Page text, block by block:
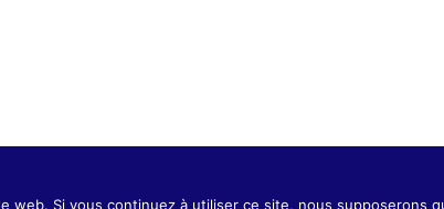
| Politique de confidentialité RGPD| © Mon Agence du
Si vous continuez à utiliser ce site, nous supposerons